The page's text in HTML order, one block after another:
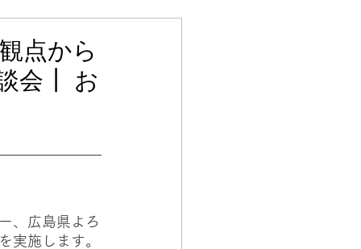
点から
会┃ お
、広島県よろ
実施します。